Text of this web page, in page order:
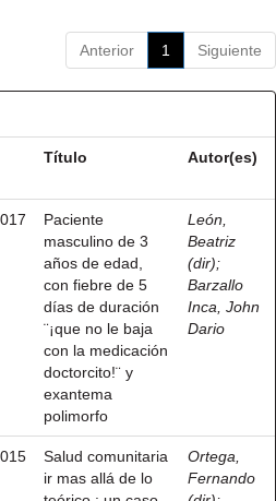
Anterior 1 Siguiente
Título Autor(es)
Paciente
masculino de 3
años de edad,
con fiebre de 5
días de duración
¨¡que no le baja
con la medicación
doctorcito!¨ y
exantema
polimorfo
León,
Beatriz
(dir);
Barzallo
Inca, John
Dario
Salud comunitaria
ir mas allá de lo
Ortega,
Fernando